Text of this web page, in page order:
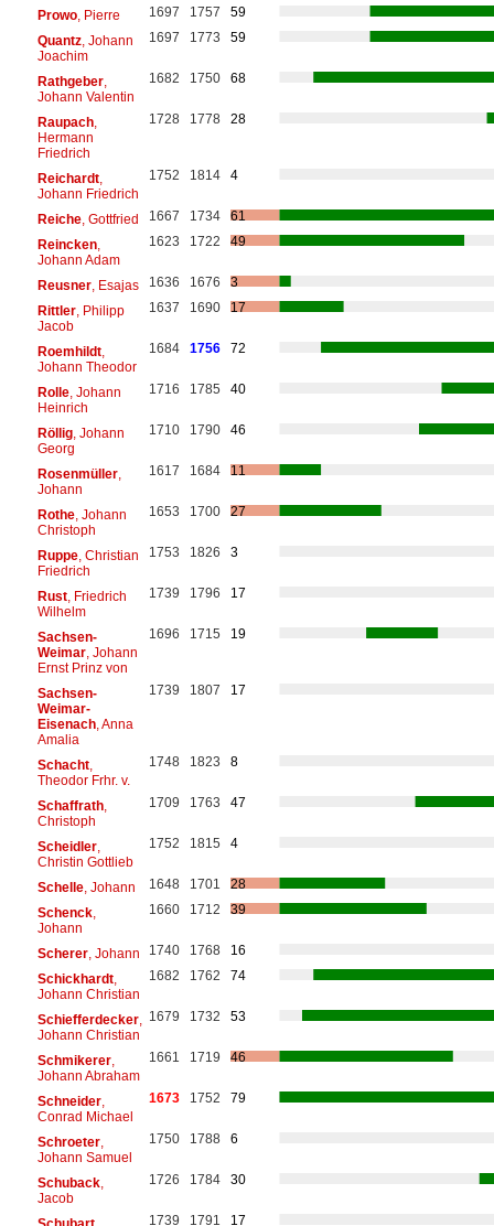
Prowo, Pierre 1697 1757
59
Quantz, Johann
Joachim
1697 1773 59
Rathgeber,
Johann Valentin
1682 1750 68
Raupach,
Hermann
Friedrich
1728 1778 28
Reichardt,
Johann Friedrich
1752 1814 4
Reiche, Gottfried 1667 1734
61
Reincken,
Johann Adam
1623 1722 49
Reusner, Esajas 1636 1676
3
Rittler, Philipp
Jacob
1637 1690 17
Roemhildt,
Johann Theodor
1684 1756 72
Rolle, Johann
Heinrich
1716 1785 40
Röllig, Johann
Georg
1710 1790 46
Rosenmüller,
Johann
1617 1684 11
Rothe, Johann
Christoph
1653 1700 27
Ruppe, Christian
Friedrich
1753 1826 3
Rust, Friedrich
Wilhelm
1739 1796 17
Sachsen-
Weimar, Johann
Ernst Prinz von
1696 1715 19
Sachsen-
Weimar-
Eisenach, Anna
Amalia
1739 1807 17
Schacht,
Theodor Frhr. v.
1748 1823 8
Schaffrath,
Christoph
1709 1763 47
Scheidler,
Christin Gottlieb
1752 1815 4
Schelle, Johann 1648 1701
28
Schenck,
Johann
1660 1712 39
Scherer, Johann 1740 1768
16
Schickhardt,
Johann Christian
1682 1762 74
Schiefferdecker,
Johann Christian
1679 1732 53
Schmikerer,
Johann Abraham
1661 1719 46
Schneider,
Conrad Michael
1673 1752 79
Schroeter,
Johann Samuel
1750 1788 6
Schuback,
Jacob
1726 1784 30
1739 1791 17